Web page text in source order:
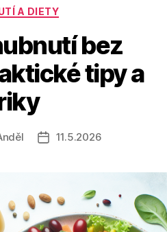
Rubriky
A DIETY
bez
tipy a
Datum
11.5.2026